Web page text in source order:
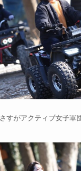
さすがアクティブ女子軍